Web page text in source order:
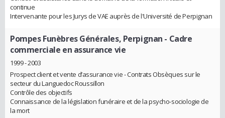
continue
Intervenante pour les Jurys de VAE auprès de l'Université de Perpignan
Pompes Funèbres Générales, Perpignan - Cadre
commerciale en assurance vie
1999 - 2003
Prospect client et vente d’assurance vie - Contrats Obsèques sur le
secteur du Languedoc Roussillon
Contrôle des objectifs
Connaissance de la législation funéraire et de la psycho-sociologie de
la mort